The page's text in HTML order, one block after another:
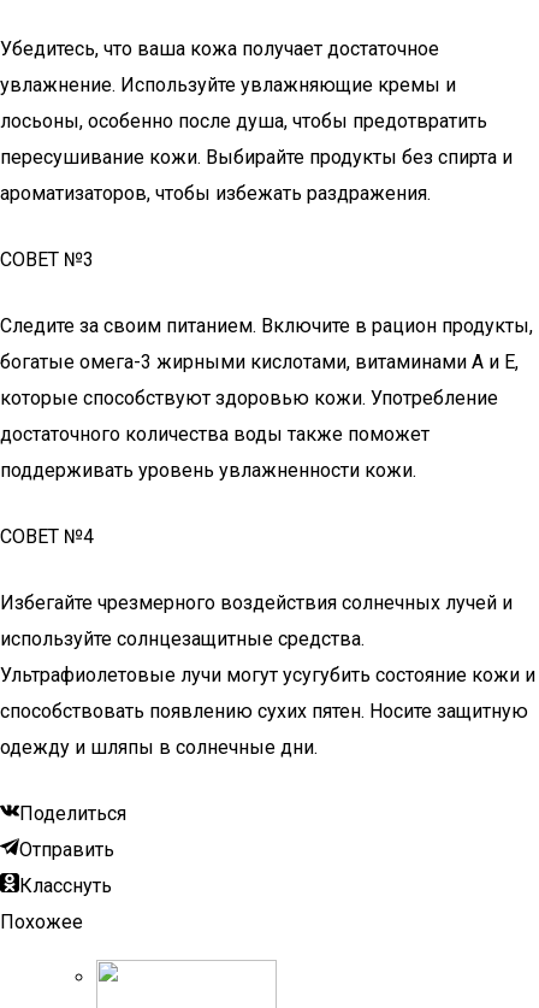
Убедитесь, что ваша кожа получает достаточное
увлажнение. Используйте увлажняющие кремы и
лосьоны, особенно после душа, чтобы предотвратить
пересушивание кожи. Выбирайте продукты без спирта и
ароматизаторов, чтобы избежать раздражения.
СОВЕТ №3
Следите за своим питанием. Включите в рацион продукты,
богатые омега-3 жирными кислотами, витаминами A и E,
которые способствуют здоровью кожи. Употребление
достаточного количества воды также поможет
поддерживать уровень увлажненности кожи.
СОВЕТ №4
Избегайте чрезмерного воздействия солнечных лучей и
используйте солнцезащитные средства.
Ультрафиолетовые лучи могут усугубить состояние кожи и
способствовать появлению сухих пятен. Носите защитную
одежду и шляпы в солнечные дни.
Поделиться
Отправить
Класснуть
Похожее